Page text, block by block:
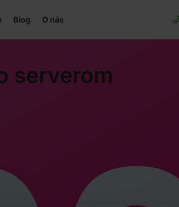
Blog O nás
serverom